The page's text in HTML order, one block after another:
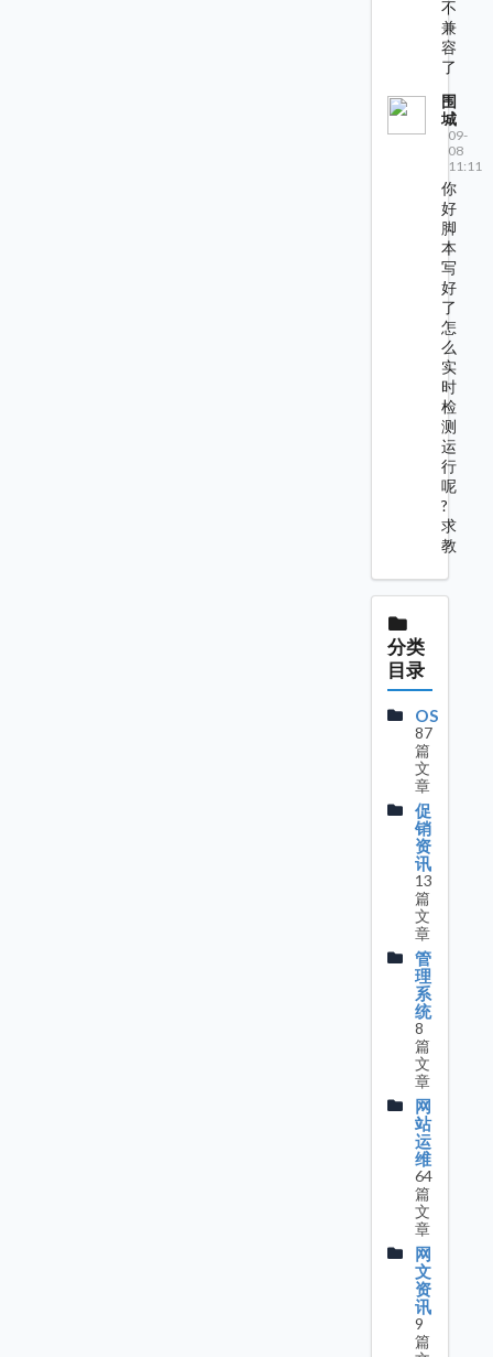
不
兼
容
了
围
城
09-
08
11:11
你
好
脚
本
写
好
了
怎
么
实
时
检
测
运
行
呢
?
求
教
分类
目录
OS
87
篇
文
章
促
销
资
讯
13
篇
文
章
管
理
系
统
8
篇
文
章
网
站
运
维
64
篇
文
章
网
文
资
讯
9
篇